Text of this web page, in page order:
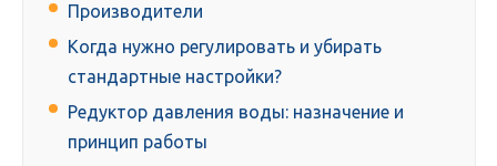
Производители
Когда нужно регулировать и убирать
стандартные настройки?
Редуктор давления воды: назначение и
принцип работы